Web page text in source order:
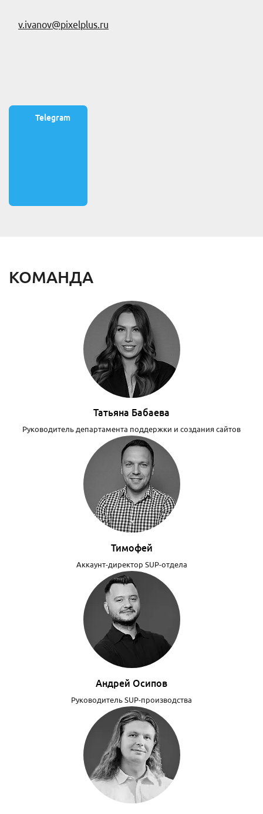
v.ivanov@pixelplus.ru
Telegram
КОМАНДА
Татьяна Бабаева
Руководитель департамента поддержки и создания сайтов
Тимофей
Аккаунт-директор SUP-отдела
Андрей Осипов
Руководитель SUP-производства